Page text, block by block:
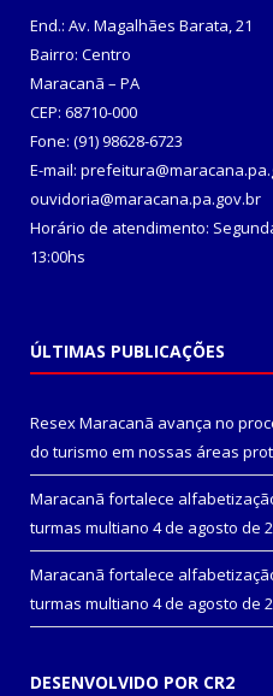
End.: Av. Magalhães Barata, 21
Bairro: Centro
Maracanã – PA
CEP: 68710-000
Fone: (91) 98628-6723
E-mail:
ouvidoria@maracana.pa.gov.br
Horário de atendimento:
13:00hs
ÚLTIMAS PUBLICAÇÕES
Resex Maracanã avança no
do turismo em nossas áreas
Maracanã fortalece
turmas multiano 4 de agosto de
Maracanã fortalece
turmas multiano 4 de agosto de
DESENVOLVIDO POR CR2